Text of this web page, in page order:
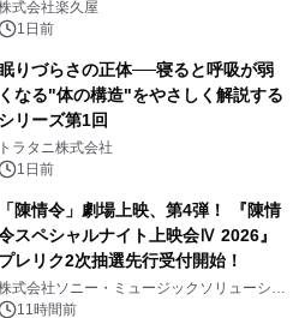
ニューを提供
式会社楽久屋
1日前
りづらさの正体──寝ると呼吸が弱
くなる"体の構造"をやさしく解説する
シリーズ第1回
トラタニ株式会社
1日前
「陳情令」劇場上映、第4弾！ 『陳情
スペシャルナイト上映会Ⅳ 2026』
プレリク2次抽選先行受付開始！
式会社ソニー・ミュージックソリューショ
ズ11時間前